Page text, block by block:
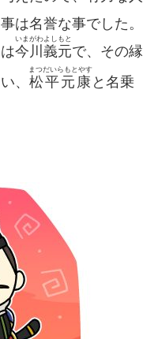
は名誉な事でした。
今川義元
いまがわよしもと
で、その縁
、 松平元康
まつだいらもとやす
と名乗